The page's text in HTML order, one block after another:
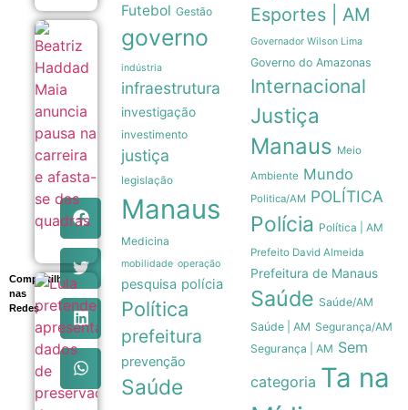
Compartilhe
nas
Redes
Beatriz
Haddad
Maia
anuncia
pausa
afasta-
se das
quadras
08/08
Lula
pretende
apresentar
dados de
preservação
Amazônia
ao governo
Futebol Gestão
governo
indústria
infraestrutura
investigação
investimento
justiça
legislação
Manaus
Medicina
mobilidade operação
pesquisa polícia
Política
prefeitura
prevenção
Saúde
Esportes | AM
Governador Wilson Lima
Governo do Amazonas
Internacional
Justiça
Manaus Meio
Ambiente Mundo
Politica/AM POLÍTICA
Polícia Política | AM
Prefeito David Almeida
Prefeitura de Manaus
Saúde Saúde/AM
Saúde | AM Segurança/AM
Segurança | AM Sem
categoria Ta na